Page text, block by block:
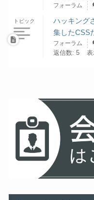
フォーラム
トピック
ハッキング
集したCSS
フォーラム
返信数: 5 表